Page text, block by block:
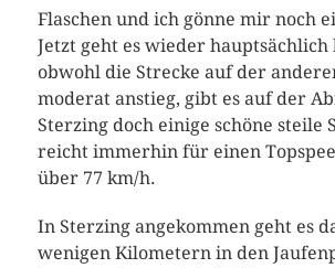
Flaschen und ich gönne mir noch
Jetzt geht es wieder hauptsächlich
obwohl die Strecke auf der
moderat anstieg, gibt es auf der
Sterzing doch einige schöne steile
reicht immerhin für einen
über 77 km/h.
In Sterzing angekommen geht es
wenigen Kilometern in den